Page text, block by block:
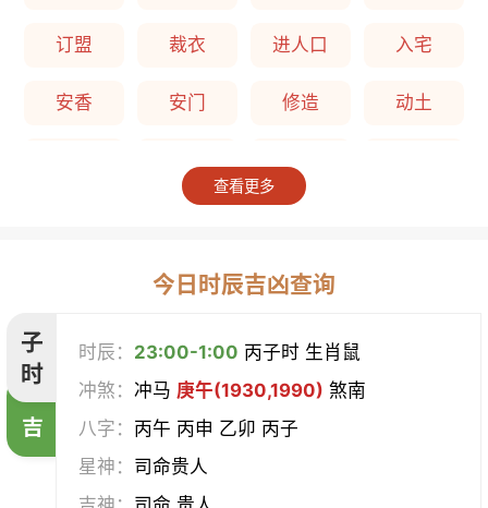
订盟 裁衣 进人口 入宅
安香 安门 修造 动土
平治道涂 造桥
造仓 修饰垣墙 造船
查看更多
今日时辰吉凶查询
子
时
吉
时辰： 23:00-1:00 丙子时 生肖鼠
冲煞：冲马 庚午(1930,1990) 煞南
八字： 丙午 丙申 乙卯 丙子
星神： 司命贵人